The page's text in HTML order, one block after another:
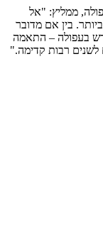
ממליץ: "אל
בין אם מדובר
בעפולה – התאמה
רבות קדימה."